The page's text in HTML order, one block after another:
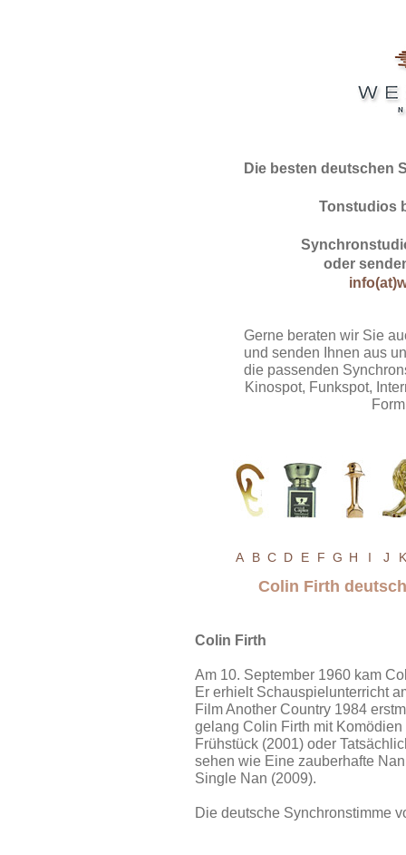
Die besten deutschen
Tonstudios
oder
Gerne beraten wir Sie
und senden Ihnen aus
die passenden
Kinospot, Funkspot,
A B C D E F G H I J K
Colin Firth
Colin Firth
Am 10. September 1960 kam
Er erhielt Schauspielunterricht
Film Another Country 1984
gelang Colin Firth mit
Frühstück (2001) oder
sehen wie Eine zauberhafte
Single Nan (2009).
Die deutsche Synchronstimme